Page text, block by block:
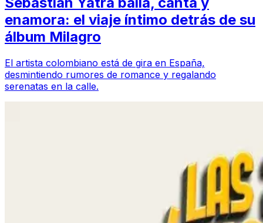
enamora: el viaje íntimo detrás de su
álbum Milagro
El artista colombiano está de gira en España,
desmintiendo rumores de romance y regalando
serenatas en la calle.